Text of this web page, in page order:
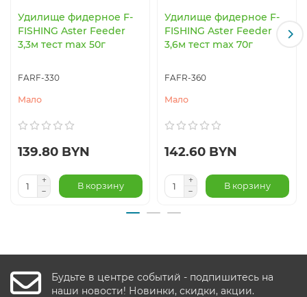
Удилище фидерное F-
FISHING Aster Feeder
3,3м тест max 50г
FARF-330
Мало
139.80 BYN
В корзину
Удилище фидерное F-
FISHING Aster Feeder
3,6м тест max 70г
FAFR-360
Мало
142.60 BYN
В корзину
Будьте в центре событий - подпишитесь на
наши новости! Новинки, скидки, акции.